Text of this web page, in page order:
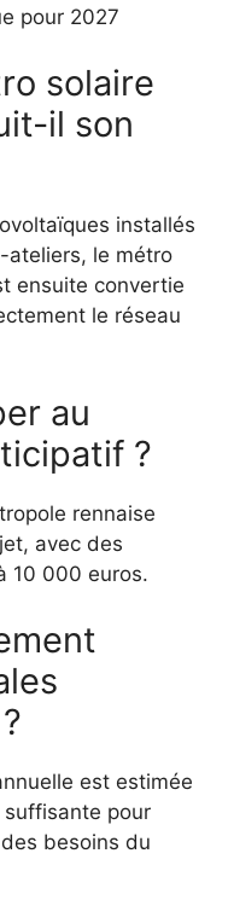
pour 2027
solaire
il son
installés
ateliers, le métro
ensuite convertie
le réseau
au
?
rennaise
avec des
10 000 euros.
est estimée
pour
besoins du